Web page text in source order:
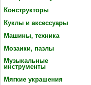
Конструкторы
Куклы и аксессуары
Машины, техника
Мозаики, пазлы
Музыкальные
инструменты
Мягкие украшения